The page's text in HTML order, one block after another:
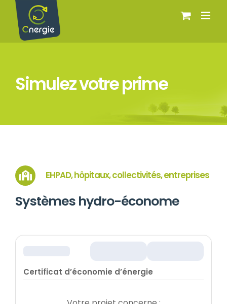
Passer
contenu
Simulez votre prime
EHPAD, hôpitaux, collectivités, entreprises
Systèmes hydro-économe